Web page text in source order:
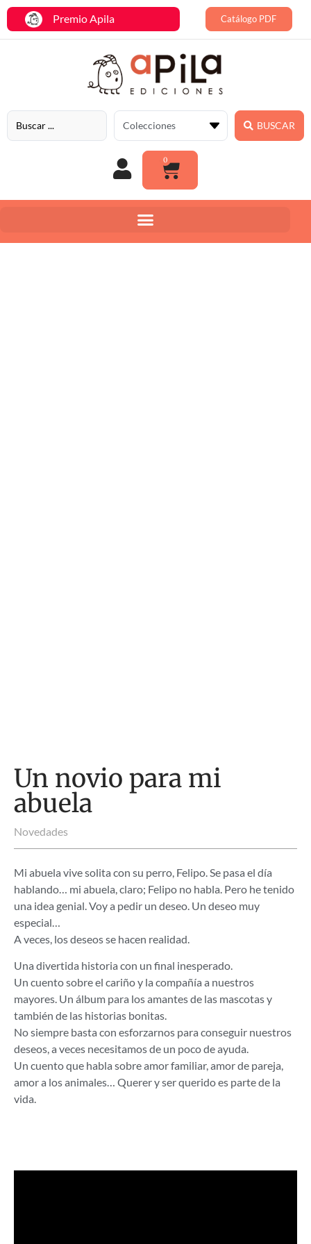
Premio Apila Catálogo PDF
BUSCAR
0
Un novio para mi
abuela
Novedades
Mi abuela vive solita con su perro, Felipo. Se pasa el día
hablando… mi abuela, claro; Felipo no habla. Pero he tenido
una idea genial. Voy a pedir un deseo. Un deseo muy
especial…
A veces, los deseos se hacen realidad.
Una divertida historia con un final inesperado.
Un cuento sobre el cariño y la compañía a nuestros
mayores. Un álbum para los amantes de las mascotas y
también de las historias bonitas.
No siempre basta con esforzarnos para conseguir nuestros
deseos, a veces necesitamos de un poco de ayuda.
Un cuento que habla sobre amor familiar, amor de pareja,
amor a los animales… Querer y ser querido es parte de la
vida.